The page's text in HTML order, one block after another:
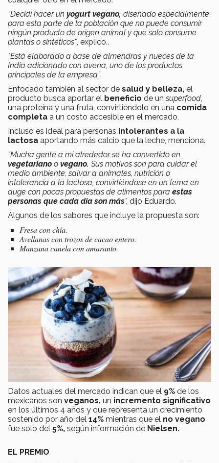
“Decidí hacer un yogurt vegano, diseñado especialmente
para esta parte de la población que no puede consumir
ningún producto de origen animal y que solo consume
plantas o sintéticos" , explicó..
"Está elaborado a base de almendras y nueces de la
India adicionado con avena, uno de los productos
principales de la empresa”.
Enfocado también al sector de salud y belleza, el
producto busca aportar el beneficio de unsuperfood
una proteína y una fruta, convirtiéndolo en una comida
completa a un costo accesible en el mercado,
Incluso es ideal para personas intolerantes a la
lactosa aportando más calcio que la leche, menciona.
“Mucha gente a mi alrededor se ha convertido en
vegetariano o vegano. Sus motivos son para cuidar el
medio ambiente, salvar a animales, nutrición o
intolerancia a la lactosa, convirtiéndose en un tema en
auge con pocas propuestas de alimentos para estas
personas que cada día son más”, dijo Eduardo.
Algunos de los sabores que incluye la propuesta son:
Fresa con chía.
Avellanas con trozos de cacao entero.
Manzana canela con amaranto.
Datos actuales del mercado indican que el 9% de los
mexicanos son veganos, un incremento significativo
en los últimos 4 años y que representa un crecimiento
sostenido por año del 14% mientras que el no vegano
fue solo del 5%, según información de Nielsen.
EL PREMIO